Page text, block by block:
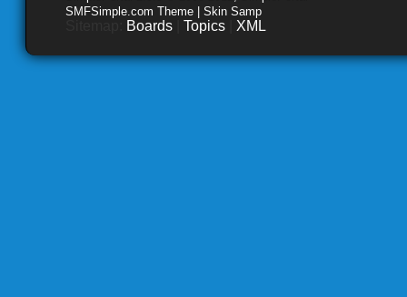
SMFSimple.com Theme | Skin Samp
Boards Topics XML